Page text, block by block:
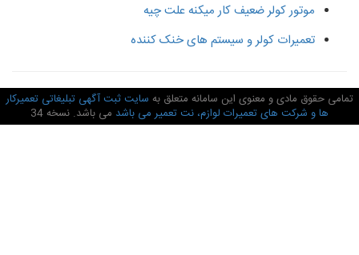
موتور کولر ضعیف کار میکنه علت چیه
تعمیرات کولر و سیستم های خنک کننده
حقوق مادی و معنوی این سامانه متعلق به سایت ثبت آگهی تبلیغاتی تعمیرکار
ها و شرکت های تعمیرات لوازم، نت تعمیر می باشدمی باشد. نسخه 34